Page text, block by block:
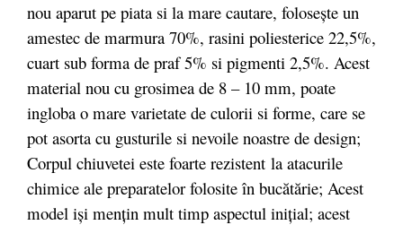
nou aparut pe piata si la mare cautare, folosește un
amestec de marmura 70%, rasini poliesterice 22,5%,
cuart sub forma de praf 5% si pigmenti 2,5%. Acest
material nou cu grosimea de 8 – 10 mm, poate
ingloba o mare varietate de culorii si forme, care se
pot asorta cu gusturile si nevoile noastre de design;
Corpul chiuvetei este foarte rezistent la atacurile
chimice ale preparatelor folosite în bucătărie; Acest
model iși mențin mult timp aspectul inițial; acest